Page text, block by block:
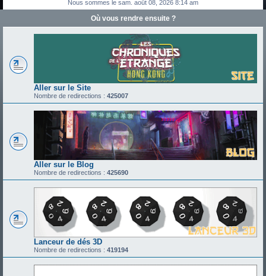
Nous sommes le sam. août 08, 2026 8:14 am
Où vous rendre ensuite ?
Aller sur le Site
Nombre de redirections : 425007
Aller sur le Blog
Nombre de redirections : 425690
Lanceur de dés 3D
Nombre de redirections : 419194